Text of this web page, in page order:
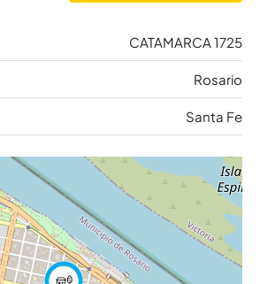
CATAMARCA 1725
Rosario
Santa Fe